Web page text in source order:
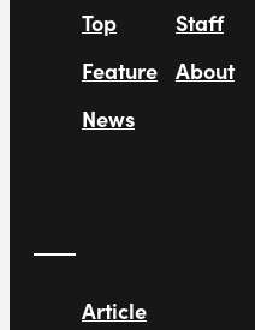
Top
Feature
News
Staff
About
Article